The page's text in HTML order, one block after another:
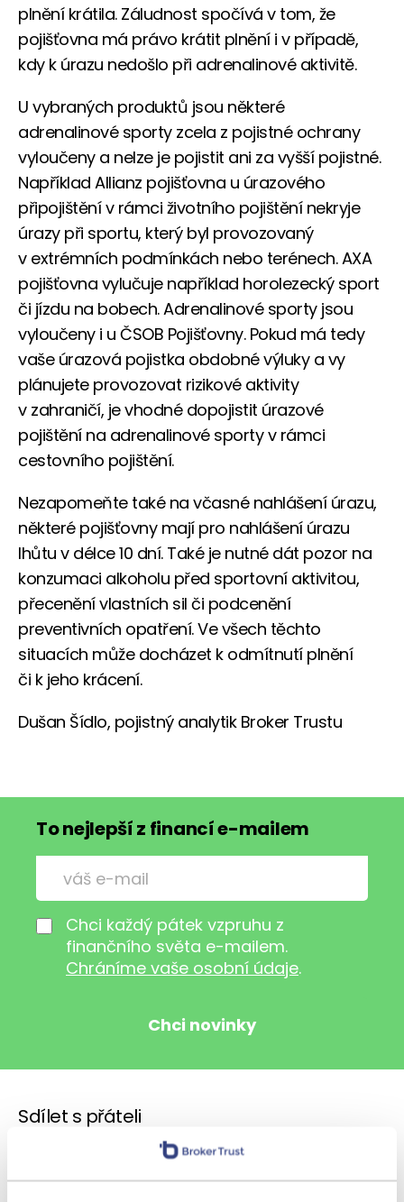
plnění krátila. Záludnost spočívá v tom, že
pojišťovna má právo krátit plnění i v případě,
kdy k úrazu nedošlo při adrenalinové aktivitě.
U vybraných produktů jsou některé
adrenalinové sporty zcela z pojistné ochrany
vyloučeny a nelze je pojistit ani za vyšší pojistné.
Například Allianz pojišťovna u úrazového
připojištění v rámci životního pojištění nekryje
úrazy při sportu, který byl provozovaný
v extrémních podmínkách nebo terénech. AXA
pojišťovna vylučuje například horolezecký sport
či jízdu na bobech. Adrenalinové sporty jsou
vyloučeny i u ČSOB Pojišťovny. Pokud má tedy
vaše úrazová pojistka obdobné výluky a vy
plánujete provozovat rizikové aktivity
v zahraničí, je vhodné dopojistit úrazové
pojištění na adrenalinové sporty v rámci
cestovního pojištění.
Nezapomeňte také na včasné nahlášení úrazu,
některé pojišťovny mají pro nahlášení úrazu
lhůtu v délce 10 dní. Také je nutné dát pozor na
konzumaci alkoholu před sportovní aktivitou,
přecenění vlastních sil či podcenění
preventivních opatření. Ve všech těchto
situacích může docházet k odmítnutí plnění
či k jeho krácení.
Dušan Šídlo, pojistný analytik Broker Trustu
To nejlepší z financí e-mailem
Chci každý pátek vzpruhu z
finančního světa e-mailem.
Chráníme vaše osobní údaje.
Sdílet s přáteli